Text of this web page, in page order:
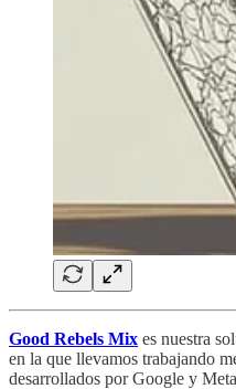
Good Rebels Mix es nuestra
en la que llevamos trabajando
desarrollados por Google y